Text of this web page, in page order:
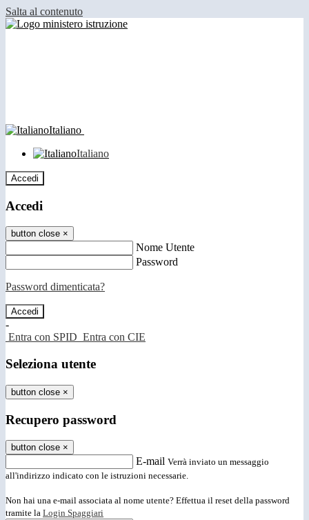
Salta al contenuto
Italiano
Italiano
Accedi
Accedi
button close ×
Nome Utente
Password
Password dimenticata?
-
Entra con SPID Entra con CIE
Seleziona utente
button close ×
Recupero password
button close ×
E-mail Verrà inviato un messaggio
all'indirizzo indicato con le istruzioni necessarie.
Non hai una e-mail associata al nome utente? Effettua il reset della password
tramite la Login Spaggiari